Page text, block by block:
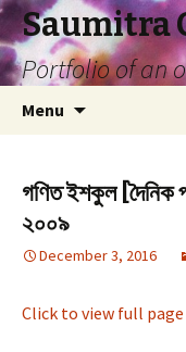
Saumitra
Portfolio of an
Menu
গণিত ইশকুল [দৈনিক
২০০৯
December 3, 2016
Click to view full page